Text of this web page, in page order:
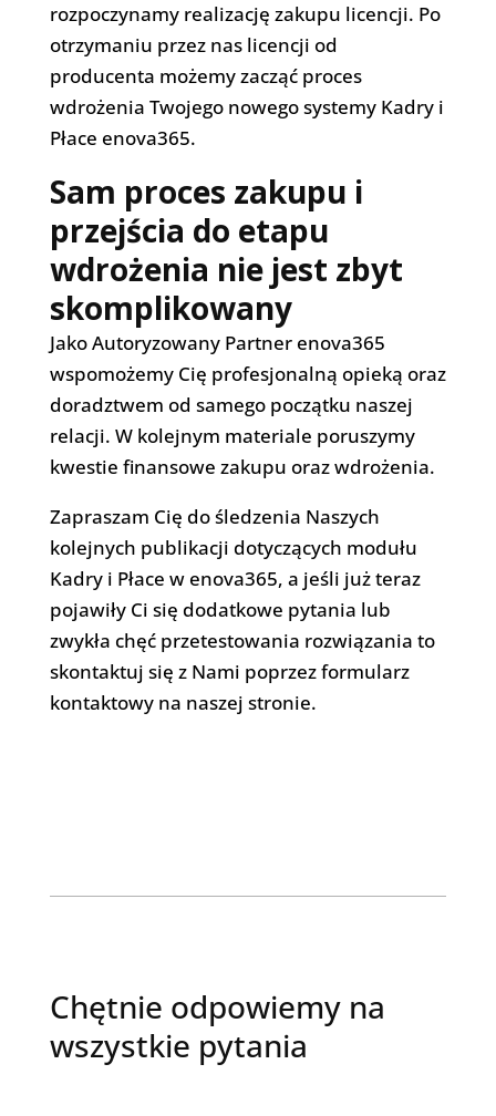
rozpoczynamy realizację zakupu licencji. Po
otrzymaniu przez nas licencji od
producenta możemy zacząć proces
wdrożenia Twojego nowego systemy Kadry i
Płace enova365.
Sam proces zakupu i
przejścia do etapu
wdrożenia nie jest zbyt
skomplikowany
Jako Autoryzowany Partner enova365
wspomożemy Cię profesjonalną opieką oraz
doradztwem od samego początku naszej
relacji. W kolejnym materiale poruszymy
kwestie finansowe zakupu oraz wdrożenia.
Zapraszam Cię do śledzenia Naszych
kolejnych publikacji dotyczących modułu
Kadry i Płace w enova365, a jeśli już teraz
pojawiły Ci się dodatkowe pytania lub
zwykła chęć przetestowania rozwiązania to
skontaktuj się z Nami poprzez formularz
kontaktowy na naszej stronie.
Chętnie odpowiemy na
wszystkie pytania